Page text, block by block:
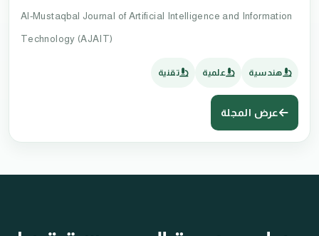
Al-Mustaqbal Journal of Artificial Intelligence and Information
Technology (AJAIT)
هندسية علمية تقنية
عرض المجلة